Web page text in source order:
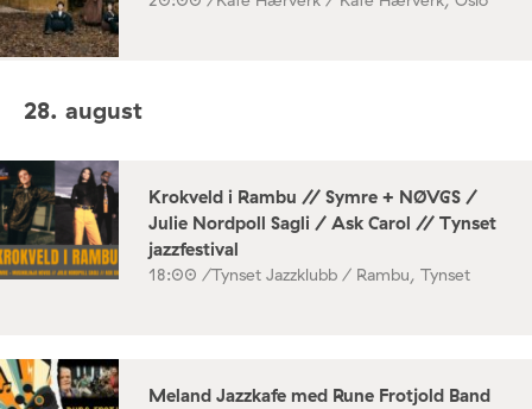
28. august
Krokveld i Rambu // Symre + NØVGS /
Julie Nordpoll Sagli / Ask Carol // Tynset
jazzfestival
18:00 /Tynset Jazzklubb / Rambu, Tynset
Meland Jazzkafe med Rune Frotjold Band